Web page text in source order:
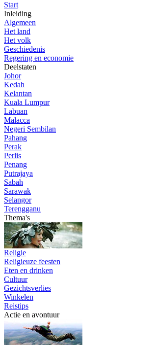
Start
Inleiding
Algemeen
Het land
Het volk
Geschiedenis
Regering en economie
Deelstaten
Johor
Kedah
Kelantan
Kuala Lumpur
Labuan
Malacca
Negeri Sembilan
Pahang
Perak
Perlis
Penang
Putrajaya
Sabah
Sarawak
Selangor
Terengganu
Thema's
Religie
Religieuze feesten
Eten en drinken
Cultuur
Gezichtsverlies
Winkelen
Reistips
Actie en avontuur